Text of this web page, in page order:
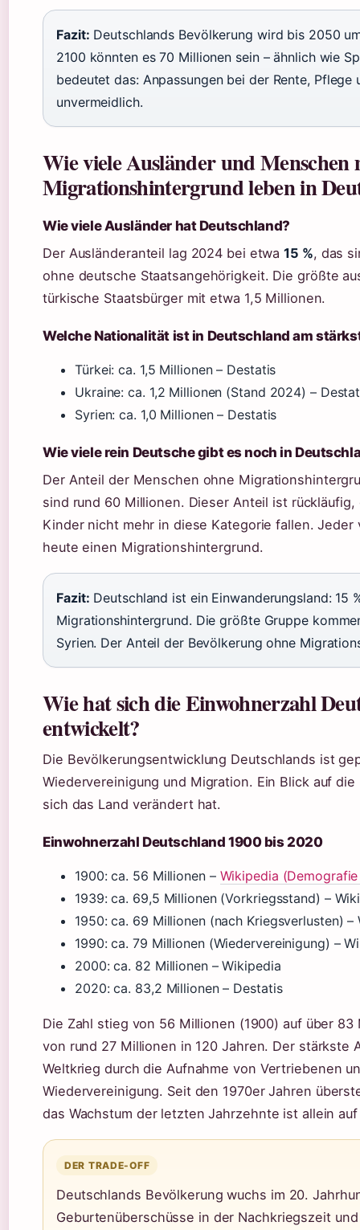
Fazit: Deutschlands Bevölkerung wird bis 2050
2100 könnten es 70 Millionen sein – ähnlich wie
bedeutet das: Anpassungen bei der Rente, Pflege
unvermeidlich.
Wie viele Ausländer und Menschen
Migrationshintergrund leben in
Wie viele Ausländer hat Deutschland?
Der Ausländeranteil lag 2024 bei etwa15 %, das
ohne deutsche Staatsangehörigkeit. Die größte
türkische Staatsbürger mit etwa 1,5 Millionen.
Welche Nationalität ist in Deutschland am
Türkei: ca. 1,5 Millionen – Destatis
Ukraine: ca. 1,2 Millionen (Stand 2024) –
Syrien: ca. 1,0 Millionen – Destatis
Wie viele rein Deutsche gibt es noch in
Der Anteil der Menschen ohne
sind rund 60 Millionen. Dieser Anteil ist
Kinder nicht mehr in diese Kategorie fallen.
heute einen Migrationshintergrund.
Fazit: Deutschland ist ein Einwanderungsland: 15
Migrationshintergrund. Die größte Gruppe
Syrien. Der Anteil der Bevölkerung ohne
Wie hat sich die Einwohnerzahl
entwickelt?
Die Bevölkerungsentwicklung Deutschlands ist
Wiedervereinigung und Migration. Ein Blick auf
sich das Land verändert hat.
Einwohnerzahl Deutschland 1900 bis 2020
1900: ca. 56 Millionen – Wikipedia
1939: ca. 69,5 Millionen (Vorkriegsstand) –
1950: ca. 69 Millionen (nach Kriegsverlusten) –
1990: ca. 79 Millionen (Wiedervereinigung) –
2000: ca. 82 Millionen – Wikipedia
2020: ca. 83,2 Millionen – Destatis
Die Zahl stieg von 56 Millionen (1900) auf über
von rund 27 Millionen in 120 Jahren. Der stärkste
Weltkrieg durch die Aufnahme von Vertriebenen
Wiedervereinigung. Seit den 1970er Jahren
das Wachstum der letzten Jahrzehnte ist allein
DER TRADE-OFF
Deutschlands Bevölkerung wuchs im 20.
Geburtenüberschüsse in der Nachkriegszeit